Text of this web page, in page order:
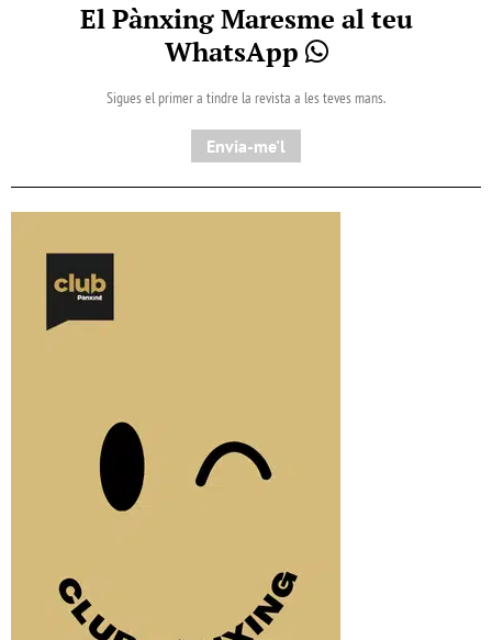
El Pànxing Maresme al teu
WhatsApp
Sigues el primer a tindre la revista a les teves mans.
Envia-me'l